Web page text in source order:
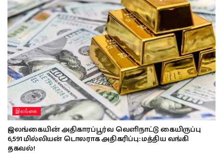
இலங்கை
இலங்கையின் அதிகாரப்பூர்வ வெளிநாட்டு கையிருப்பு
6,591 மில்லியன் டொலராக அதிகரிப்பு: மத்திய வங்கி
தகவல்!